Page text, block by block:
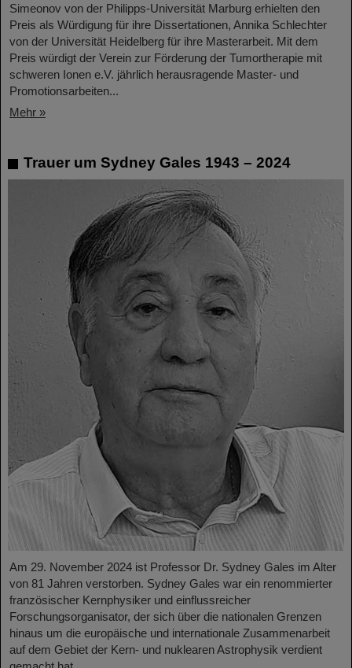
Simeonov von der Philipps-Universität Marburg erhielten den
Preis als Würdigung für ihre Dissertationen, Annika Schlechter
von der Universität Heidelberg für ihre Masterarbeit. Mit dem
Preis würdigt der Verein zur Förderung der Tumortherapie mit
schweren Ionen e.V. jährlich herausragende Master- und
Promotionsarbeiten...
Mehr »
Trauer um Sydney Gales 1943 – 2024
Am 29. November 2024 ist Professor Dr. Sydney Gales im Alter
von 81 Jahren verstorben. Sydney Gales war ein renommierter
französischer Kernphysiker und einflussreicher
Forschungsorganisator, der sich über die nationalen Grenzen
hinaus um die europäische und internationale Zusammenarbeit
auf dem Gebiet der Kern- und nuklearen Astrophysik verdient